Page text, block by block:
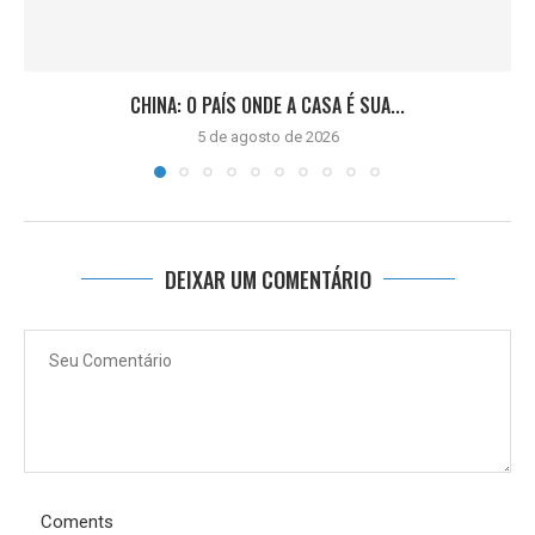
CHINA: O PAÍS ONDE A CASA É SUA...
5 de agosto de 2026
DEIXAR UM COMENTÁRIO
Coments